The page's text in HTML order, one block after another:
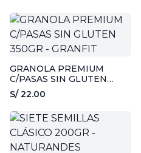
GRANOLA PREMIUM
C/PASAS SIN GLUTEN
350GR - GRANFIT
S/ 22.00